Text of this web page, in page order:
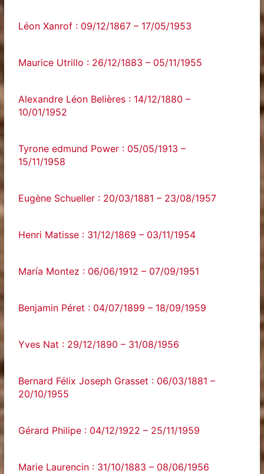
Léon Xanrof : 09/12/1867 – 17/05/1953
Maurice Utrillo : 26/12/1883 – 05/11/1955
Alexandre Léon Belières : 14/12/1880 –
10/01/1952
Tyrone edmund Power : 05/05/1913 –
15/11/1958
Eugène Schueller : 20/03/1881 – 23/08/1957
Henri Matisse : 31/12/1869 – 03/11/1954
María Montez : 06/06/1912 – 07/09/1951
Benjamin Péret : 04/07/1899 – 18/09/1959
Yves Nat : 29/12/1890 – 31/08/1956
Bernard Félix Joseph Grasset : 06/03/1881 –
20/10/1955
Gérard Philipe : 04/12/1922 – 25/11/1959
Marie Laurencin : 31/10/1883 – 08/06/1956